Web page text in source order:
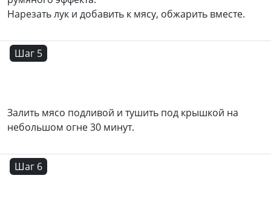
Нарезать лук и добавить к мясу, обжарить вместе.
Шаг 5
Залить мясо подливой и тушить под крышкой на
небольшом огне 30 минут.
Шаг 6